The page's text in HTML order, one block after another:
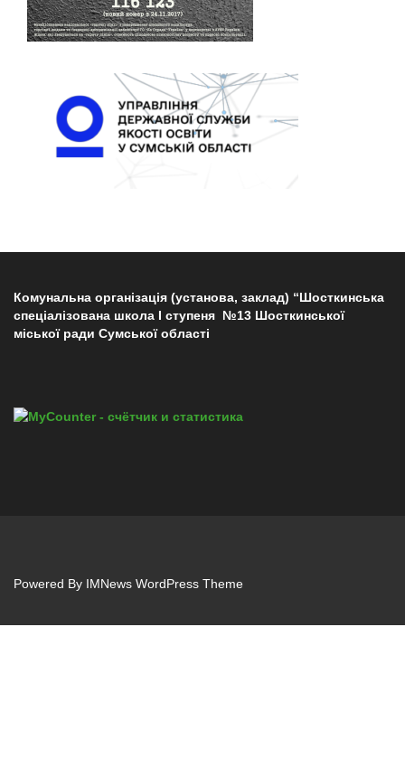
Комунальна організація (установа, заклад) “Шосткинська
спеціалізована школа І ступеня №13 Шосткинської
міської ради Сумської області
Powered By IMNews WordPress Theme